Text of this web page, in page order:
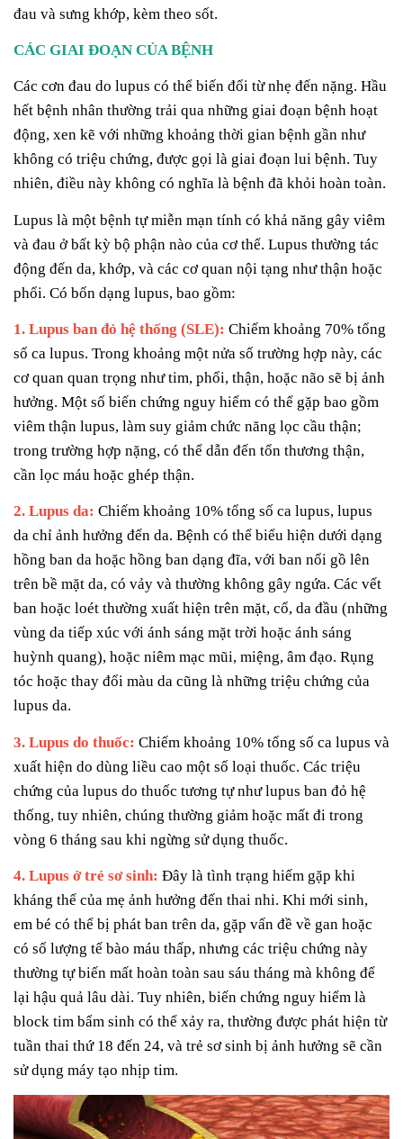
đau và sưng khớp, kèm theo sốt.
CÁC GIAI ĐOẠN CỦA BỆNH
Các cơn đau do lupus có thể biến đổi từ nhẹ đến nặng. Hầu
hết bệnh nhân thường trải qua những giai đoạn bệnh hoạt
động, xen kẽ với những khoảng thời gian bệnh gần như
không có triệu chứng, được gọi là giai đoạn lui bệnh. Tuy
nhiên, điều này không có nghĩa là bệnh đã khỏi hoàn toàn.
Lupus là một bệnh tự miễn mạn tính có khả năng gây viêm
và đau ở bất kỳ bộ phận nào của cơ thể. Lupus thường tác
động đến da, khớp, và các cơ quan nội tạng như thận hoặc
phổi. Có bốn dạng lupus, bao gồm:
1. Lupus ban đỏ hệ thống (SLE): Chiếm khoảng 70% tổng
số ca lupus. Trong khoảng một nửa số trường hợp này, các
cơ quan quan trọng như tim, phổi, thận, hoặc não sẽ bị ảnh
hưởng. Một số biến chứng nguy hiểm có thể gặp bao gồm
viêm thận lupus, làm suy giảm chức năng lọc cầu thận;
trong trường hợp nặng, có thể dẫn đến tổn thương thận,
cần lọc máu hoặc ghép thận.
2. Lupus da: Chiếm khoảng 10% tổng số ca lupus, lupus
da chỉ ảnh hưởng đến da. Bệnh có thể biểu hiện dưới dạng
hồng ban da hoặc hồng ban dạng đĩa, với ban nổi gồ lên
trên bề mặt da, có vảy và thường không gây ngứa. Các vết
ban hoặc loét thường xuất hiện trên mặt, cổ, da đầu (những
vùng da tiếp xúc với ánh sáng mặt trời hoặc ánh sáng
huỳnh quang), hoặc niêm mạc mũi, miệng, âm đạo. Rụng
tóc hoặc thay đổi màu da cũng là những triệu chứng của
lupus da.
3. Lupus do thuốc: Chiếm khoảng 10% tổng số ca lupus và
xuất hiện do dùng liều cao một số loại thuốc. Các triệu
chứng của lupus do thuốc tương tự như lupus ban đỏ hệ
thống, tuy nhiên, chúng thường giảm hoặc mất đi trong
vòng 6 tháng sau khi ngừng sử dụng thuốc.
4. Lupus ở trẻ sơ sinh: Đây là tình trạng hiếm gặp khi
kháng thể của mẹ ảnh hưởng đến thai nhi. Khi mới sinh,
em bé có thể bị phát ban trên da, gặp vấn đề về gan hoặc
có số lượng tế bào máu thấp, nhưng các triệu chứng này
thường tự biến mất hoàn toàn sau sáu tháng mà không để
lại hậu quả lâu dài. Tuy nhiên, biến chứng nguy hiểm là
block tim bẩm sinh có thể xảy ra, thường được phát hiện từ
tuần thai thứ 18 đến 24, và trẻ sơ sinh bị ảnh hưởng sẽ cần
sử dụng máy tạo nhịp tim.